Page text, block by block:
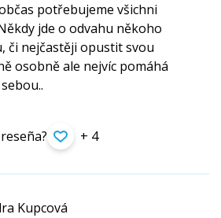
potřebujeme všichni
jde o odvahu někoho
či nejčastěji opustit svou
osobně ale nejvíc pomáhá
+ 4
Kupcová